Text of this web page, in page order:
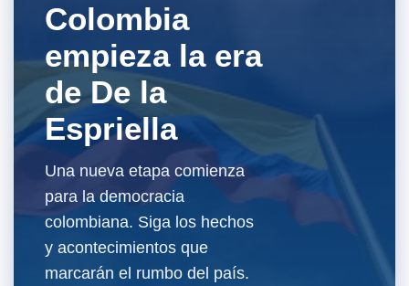
Colombia
empieza la era
de De la
Espriella
Una nueva etapa comienza
para la democracia
colombiana. Siga los hechos
y acontecimientos que
marcarán el rumbo del país.